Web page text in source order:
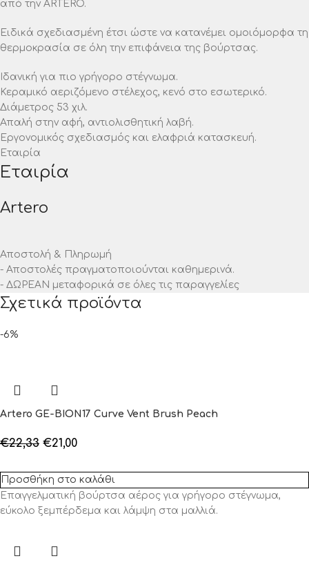
από την ARTERO.
Ειδικά σχεδιασμένη έτσι ώστε να κατανέμει ομοιόμορφα τη
θερμοκρασία σε όλη την επιφάνεια της βούρτσας.
Ιδανική για πιο γρήγορο στέγνωμα.
Κεραμικό αεριζόμενο στέλεχος, κενό στο εσωτερικό.
Διάμετρος 53 χιλ.
Απαλή στην αφή, αντιολισθητική λαβή.
Εργονομικός σχεδιασμός και ελαφριά κατασκευή.
Εταιρία
Εταιρία
Artero
Αποστολή & Πληρωμή
- Αποστολές πραγματοποιούνται καθημερινά.
- ΔΩΡΕΑΝ μεταφορικά σε όλες τις παραγγελίες
Σχετικά προϊόντα
-6%
Artero GE-BION17 Curve Vent Brush Peach
€22,33 €21,00
Προσθήκη στο καλάθι
Επαγγελματική βούρτσα αέρος για γρήγορο στέγνωμα,
εύκολο ξεμπέρδεμα και λάμψη στα μαλλιά.